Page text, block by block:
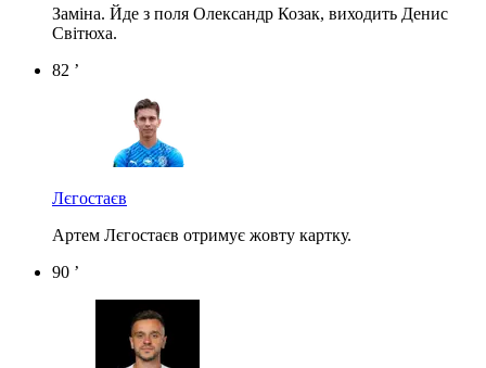
Заміна. Йде з поля Олександр Козак, виходить Денис
Світюха.
82 ’
Лєгостаєв
Артем Лєгостаєв отримує жовту картку.
90 ’